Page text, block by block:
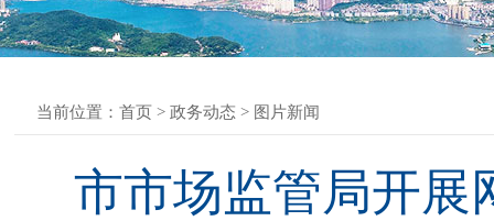
当前位置： 首页 > 政务动态 > 图片新闻
市市场监管局开展